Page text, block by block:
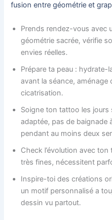
fusion entre géométrie et
Prends rendez-vous avec
géométrie sacrée, vérifie
envies réelles.
Prépare ta peau : hydrate-
avant la séance, aménage
cicatrisation.
Soigne ton tattoo les
adaptée, pas de baignade
pendant au moins deux
Check l’évolution avec
très fines, nécessitent
Inspire-toi des créations
un motif personnalisé a
dessin vu partout.